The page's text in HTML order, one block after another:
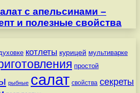
с апельсинами –
и полезные свойства
котлеты курицей мультиварке
простой
рыбные салат свойства секреты